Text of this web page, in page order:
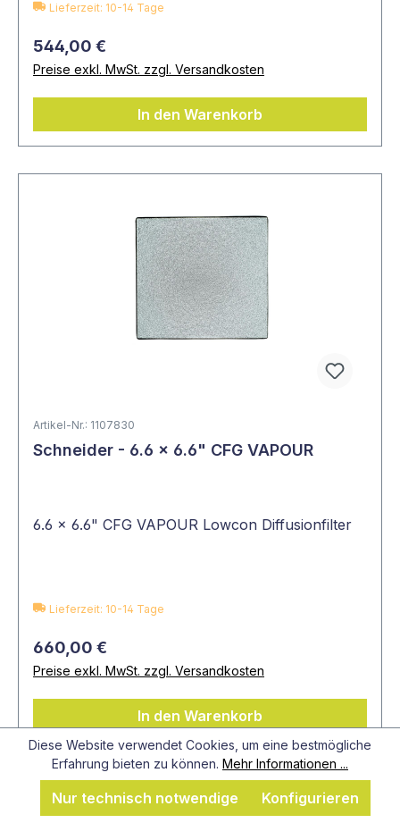
Lieferzeit: 10-14 Tage
544,00 €
Preise exkl. MwSt. zzgl. Versandkosten
In den Warenkorb
Artikel-Nr.: 1107830
Schneider - 6.6 x 6.6" CFG VAPOUR
6.6 x 6.6" CFG VAPOUR Lowcon Diffusionfilter
Lieferzeit: 10-14 Tage
660,00 €
Preise exkl. MwSt. zzgl. Versandkosten
In den Warenkorb
Diese Website verwendet Cookies, um eine bestmögliche
Erfahrung bieten zu können. Mehr Informationen ...
Nur technisch notwendige Konfigurieren